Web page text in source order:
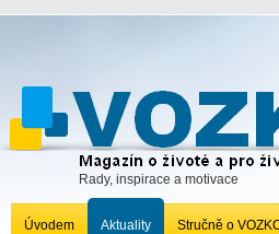
Rady, inspirace a motivace
Úvodem Aktuality Stručně o